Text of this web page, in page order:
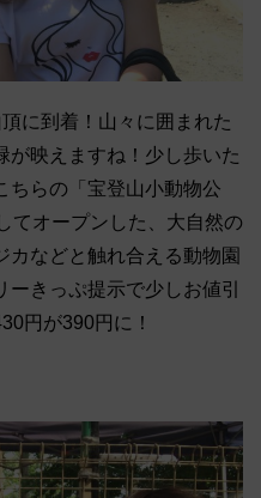
に到着！山々に囲まれた
が映えますね！少し歩いた
ちらの「宝登山小動物公
てオープンした、大自然の
カなどと触れ合える動物園
きっぷ提示で少しお値引
円が390円に！